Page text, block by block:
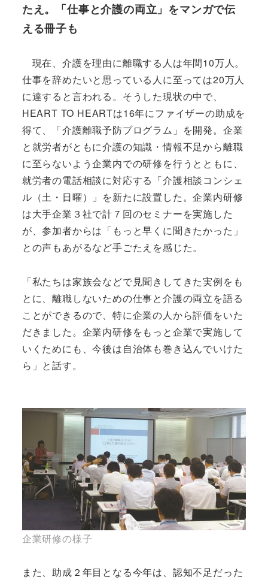
たえ。「仕事と介護の両立」をマンガで伝
える冊子も
現在、介護を理由に離職する人は年間10万人。
仕事を辞めたいと思っている人に至っては20万人
に達すると言われる。そうした現状の中で、
HEART TO HEARTは16年にファイザーの助成を
得て、「介護離職予防プログラム」を開発。企業
と就労者がともに介護の知識・情報不足から離職
に至らないよう企業内での研修を行うとともに、
就労者の電話相談に対応する「介護相談コンシェ
ル（土・日曜）」を新たに設置した。企業内研修
は大手企業３社で計７回のセミナーを実施した
が、参加者からは「もっと早くに聞きたかった」
との声もあがるなど手ごたえを感じた。
「私たちは家族会などで見聞きしてきた実例をも
とに、離職しないための仕事と介護の両立を語る
ことができるので、特に企業の人から評価をいた
だきました。企業内研修をもっと企業で実施して
いくためにも、今後は自治体も巻き込んでいけた
ら」と話す。
企業研修の様子
また、助成２年目となる今年は、認知不足だった